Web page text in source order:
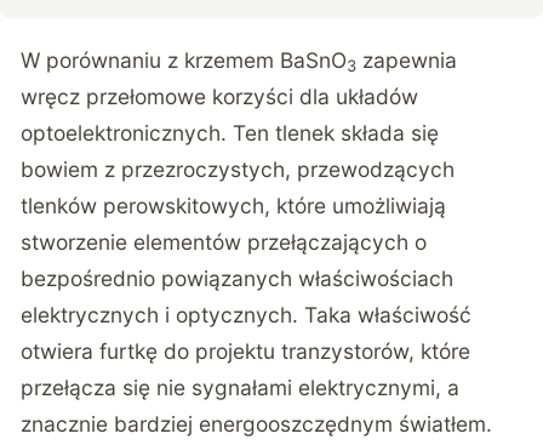
W porównaniu z krzemem BaSnO3 zapewnia
wręcz przełomowe korzyści dla układów
optoelektronicznych. Ten tlenek składa się
bowiem z przezroczystych, przewodzących
tlenków perowskitowych, które umożliwiają
stworzenie elementów przełączających o
bezpośrednio powiązanych właściwościach
elektrycznych i optycznych. Taka właściwość
otwiera furtkę do projektu tranzystorów, które
przełącza się nie sygnałami elektrycznymi, a
znacznie bardziej energooszczędnym światłem.